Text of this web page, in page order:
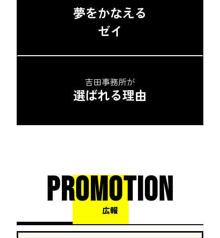
夢をかなえる
ゼイ
吉田事務所が
選ばれる理由
PROMOTION
広報